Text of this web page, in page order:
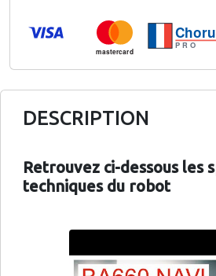
mastercard
PRO
DESCRIPTION
Retrouvez ci-dessous les
techniques du robot